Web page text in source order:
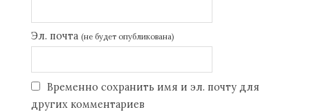
Эл. почта (не будет опубликована)
Временно сохранить имя и эл. почту для
других комментариев